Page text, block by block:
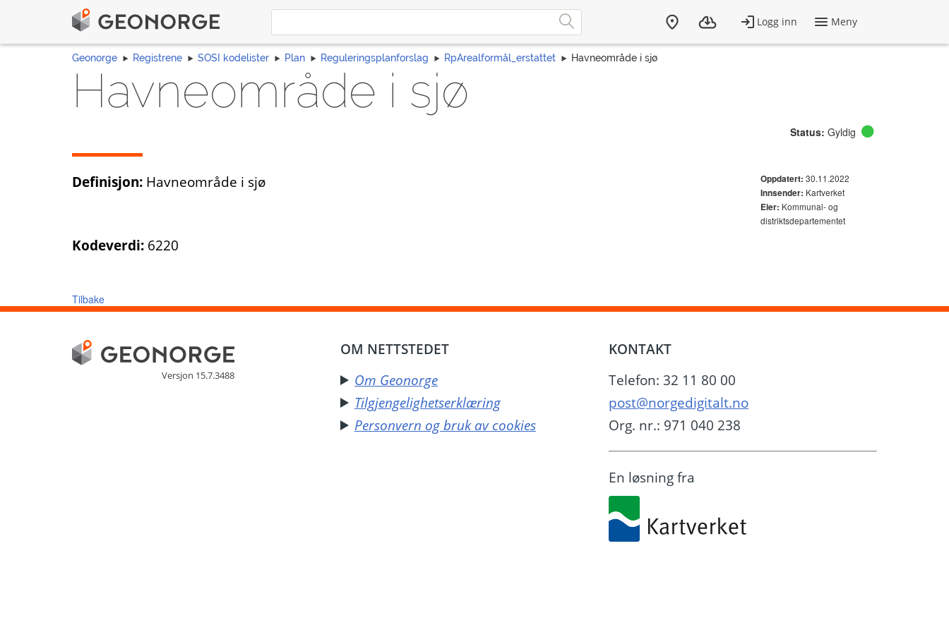
Geonorge Registrene SOSI kodelister Plan Reguleringsplanforslag RpArealformål_erstattet Havneområde i sjø
Havneområde i sjø
Status: Gyldig
Definisjon: Havneområde i sjø Oppdatert: 30.11.2022
Innsender: Kartverket
Eier: Kommunal- og
distriktsdepartementet
Kodeverdi: 6220
Tilbake